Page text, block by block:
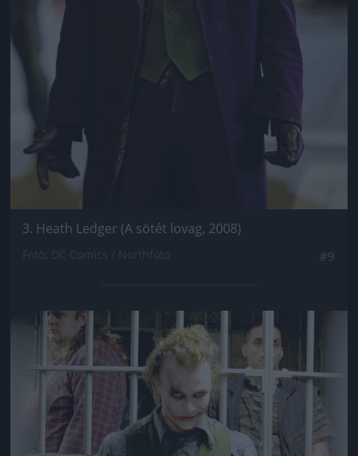
3. Heath Ledger (A sötét lovag, 2008)
Jön még kép!